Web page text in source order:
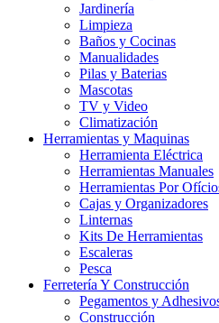
Jardinería
Limpieza
Baños y Cocinas
Manualidades
Pilas y Baterias
Mascotas
TV y Video
Climatización
Herramientas y Maquinas
Herramienta Eléctrica
Herramientas Manuales
Herramientas Por
Cajas y Organizadores
Linternas
Kits De Herramientas
Escaleras
Pesca
Ferretería Y Construcción
Pegamentos y
Construcción